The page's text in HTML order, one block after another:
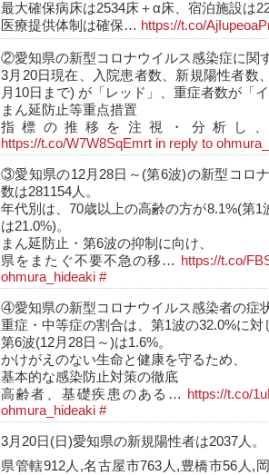
最大確保病床は2534床＋α床、宿泊施設は
医療提供体制は確保… https://t.co/
②愛知県の新型コロナウイルス感染症に関
3月20日現在、入院患者数、新規陽性者数
月10日まで) が「レッド」、重症者数が「
まん延防止等重点措置
指標の推移を注視・分析し
https://t.co/W7W8SqEmrt in reply to
③愛知県の12月28日～(第6波)の新型コロ
数は281154人。
年代別は、70歳以上の高齢の方が8.1%(第1
は21.0%)。
まん延防止・第6波の抑制に向け、
県をまたぐ不要不急の移…
https://t.co/
ohmura_hideaki #
④愛知県の新型コロナウイルス感染者の症
重症・中等症の割合は、第1波の32.0%に対
第6波(12月28日～)は1.6%。
かけがえのない生命と健康を守るため、
基本的な感染防止対策の徹底
高齢者、基礎疾患のある…
https://t.co/
ohmura_hideaki #
3月20日(日)愛知県の新規陽性者は2037人。
県管轄912人,名古屋市763人,豊橋市56人,